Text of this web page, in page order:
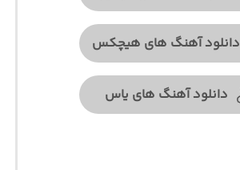
دانلود آهنگ های هیچکس
دانلود آهنگ های یاس